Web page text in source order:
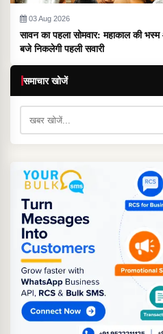
03 Aug 2026
सावन का पहला सोमवार: महाकाल की
बजे निकलेगी पहली सवारी
समाचार खोजें